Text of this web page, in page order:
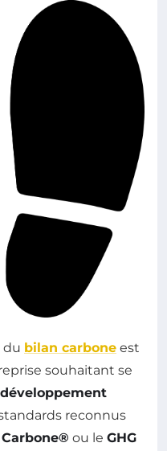
du bilan carbone est
souhaitant se
développement
reconnus
ou le GHG